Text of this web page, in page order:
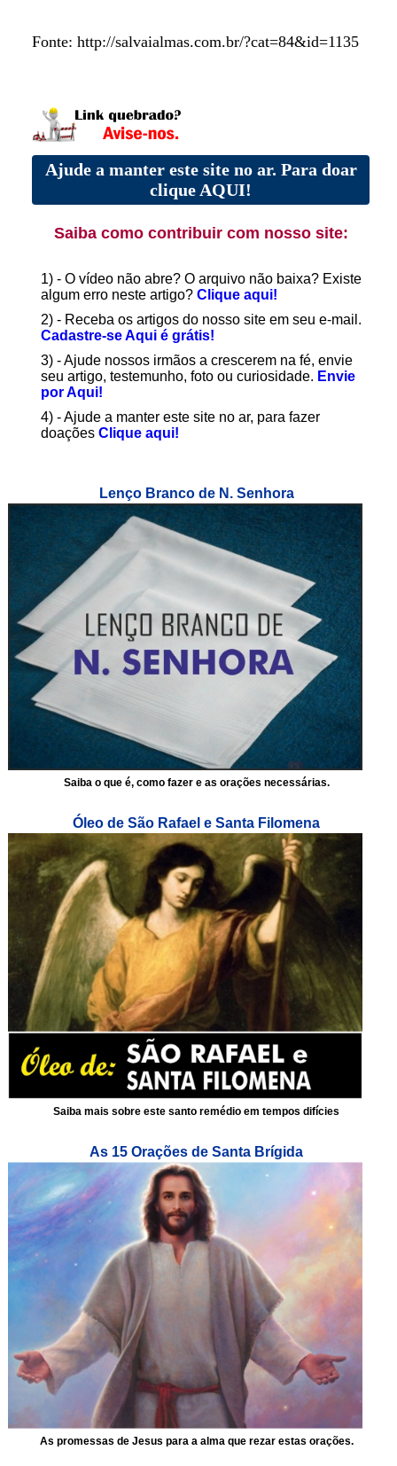
Fonte: http://salvaialmas.com.br/?cat=84&id=1135
Ajude a manter este site no ar. Para doar
clique AQUI!
Saiba como contribuir com nosso site:
1) - O vídeo não abre? O arquivo não baixa? Existe
algum erro neste artigo? Clique aqui!
2) - Receba os artigos do nosso site em seu e-mail.
Cadastre-se Aqui é grátis!
3) - Ajude nossos irmãos a crescerem na fé, envie
seu artigo, testemunho, foto ou curiosidade. Envie
por Aqui!
4) - Ajude a manter este site no ar, para fazer
doações Clique aqui!
Lenço Branco de N. Senhora
Saiba o que é, como fazer e as orações necessárias.
Óleo de São Rafael e Santa Filomena
Saiba mais sobre este santo remédio em tempos difícies
As 15 Orações de Santa Brígida
As promessas de Jesus para a alma que rezar estas orações.